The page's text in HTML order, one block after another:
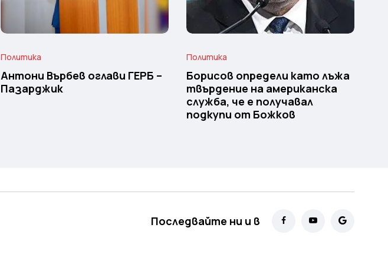
Политика
Антони Върбев оглави ГЕРБ –
Пазарджик
Политика
Борисов определи като лъжа
твърдение на американска
служба, че е получавал
подкупи от Божков
Последвайте ни и в